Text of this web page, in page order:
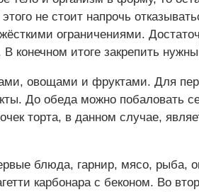
не стоит напрочь
ограничениями.
конечном итоге закрепить
овощами и фруктами. Для
До обеда можно побаловать
торта, в данном случае,
блюда, гарнир, мясо, рыба,
карбонара с беконом. Во